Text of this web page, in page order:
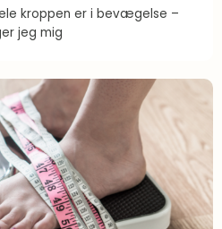
kroppen er i bevægelse –
jeg mig